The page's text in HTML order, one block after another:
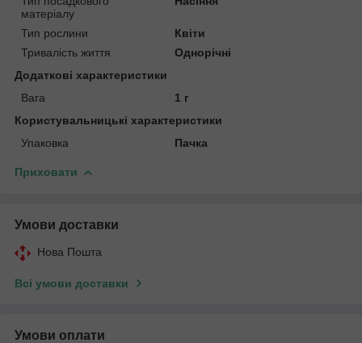
матеріалу
Тип рослини
Квіти
Тривалість життя
Однорічні
Додаткові характеристики
Вага
1 г
Користувальницькі характеристики
Упаковка
Пачка
Приховати
Умови доставки
Нова Пошта
Всі умови доставки
Умови оплати